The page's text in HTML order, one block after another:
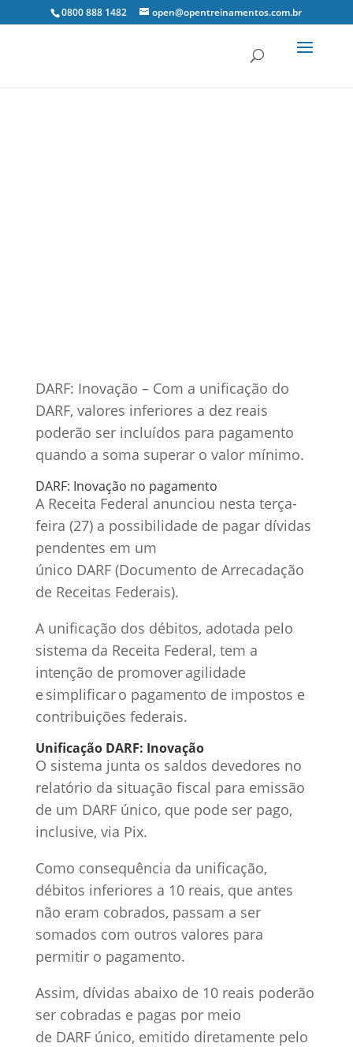
0800 888 1482 open@opentreinamentos.com.br
DARF: Inovação – Com a unificação do
DARF, valores inferiores a dez reais
poderão ser incluídos para pagamento
quando a soma superar o valor mínimo.
DARF: Inovação no pagamento
A Receita Federal anunciou nesta terça-
feira (27) a possibilidade de pagar dívidas
pendentes em um
único DARF (Documento de Arrecadação
de Receitas Federais).
A unificação dos débitos, adotada pelo
sistema da Receita Federal, tem a
intenção de promover agilidade
e simplificar o pagamento de impostos e
contribuições federais.
Unificação DARF: Inovação
O sistema junta os saldos devedores no
relatório da situação fiscal para emissão
de um DARF único, que pode ser pago,
inclusive, via Pix.
Como consequência da unificação,
débitos inferiores a 10 reais, que antes
não eram cobrados, passam a ser
somados com outros valores para
permitir o pagamento.
Assim, dívidas abaixo de 10 reais poderão
ser cobradas e pagas por meio
de DARF único, emitido diretamente pelo